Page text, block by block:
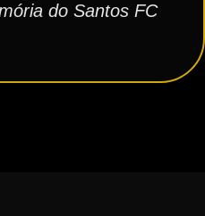
do Santos FC